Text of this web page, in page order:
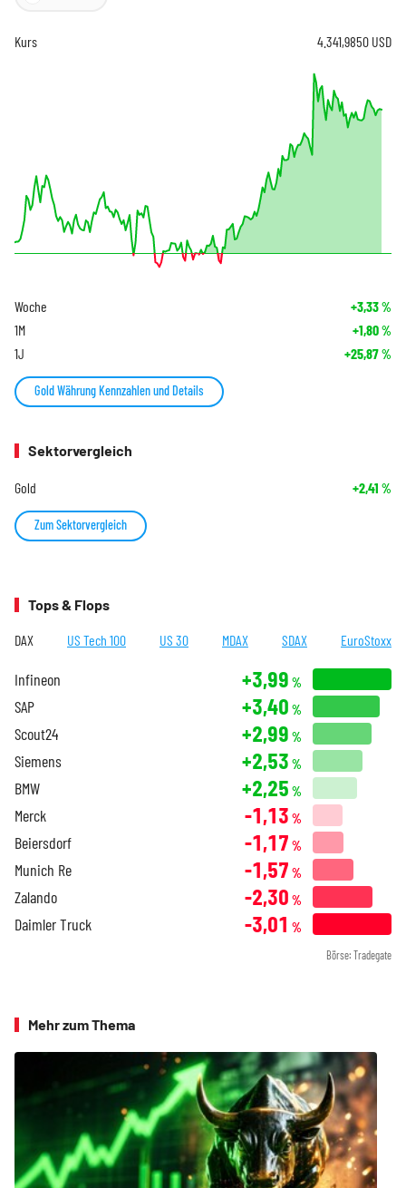
Kurs 4.341,9850 USD
Woche +3,33%
1M +1,80%
1J +25,87%
Gold Währung Kennzahlen und Details
Sektorvergleich
Gold +2,41 %
Zum Sektorvergleich
Tops & Flops
DAX US Tech 100 US 30 MDAX SDAX EuroStoxx
Infineon +3,99 %
SAP +3,40 %
Scout24 +2,99 %
Siemens +2,53 %
BMW +2,25 %
Merck -1,13 %
Beiersdorf -1,17 %
Munich Re -1,57 %
Zalando -2,30 %
Daimler Truck -3,01 %
Börse: Tradegate
Mehr zum Thema